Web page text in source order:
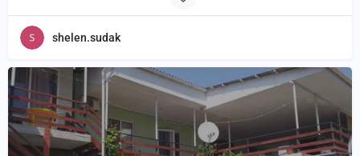
shelen.sudak